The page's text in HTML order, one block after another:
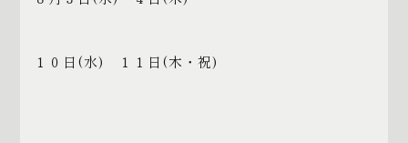
１０日(水) １１日(木・祝)